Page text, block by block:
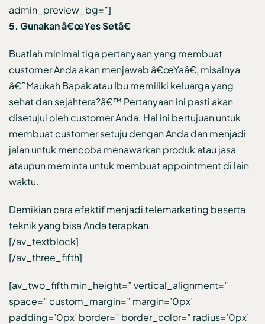
admin_preview_bg=”]
5. Gunakan â€œYes Setâ€
Buatlah minimal tiga pertanyaan yang membuat
customer Anda akan menjawab â€œYaâ€, misalnya
â€˜Maukah Bapak atau Ibu memiliki keluarga yang
sehat dan sejahtera?â€™ Pertanyaan ini pasti akan
disetujui oleh customer Anda. Hal ini bertujuan untuk
membuat customer setuju dengan Anda dan menjadi
jalan untuk mencoba menawarkan produk atau jasa
ataupun meminta untuk membuat appointment di lain
waktu.
Demikian cara efektif menjadi telemarketing beserta
teknik yang bisa Anda terapkan.
[/av_textblock]
[/av_three_fifth]
[av_two_fifth min_height=” vertical_alignment=”
space=” custom_margin=” margin=’0px’
padding=’0px’ border=” border_color=” radius=’0px’